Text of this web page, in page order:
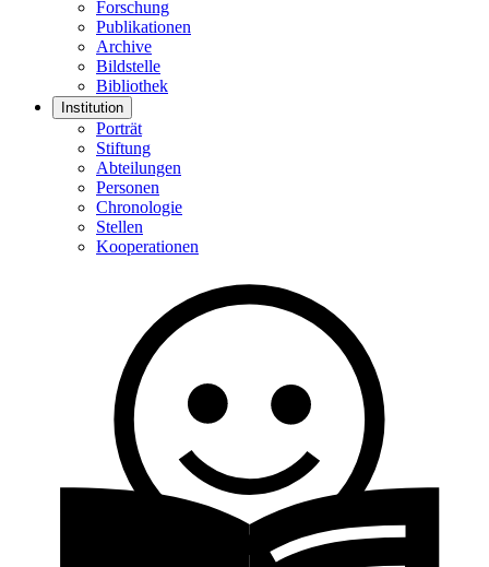
Forschung
Publikationen
Archive
Bildstelle
Bibliothek
Institution
Porträt
Stiftung
Abteilungen
Personen
Chronologie
Stellen
Kooperationen